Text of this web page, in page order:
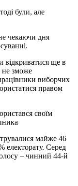
були, але
чекаючи дня
відкриватися ще в
не зможе
виборчих
правом
своїм
майже 46
електорату. Серед
– чинний 44-й